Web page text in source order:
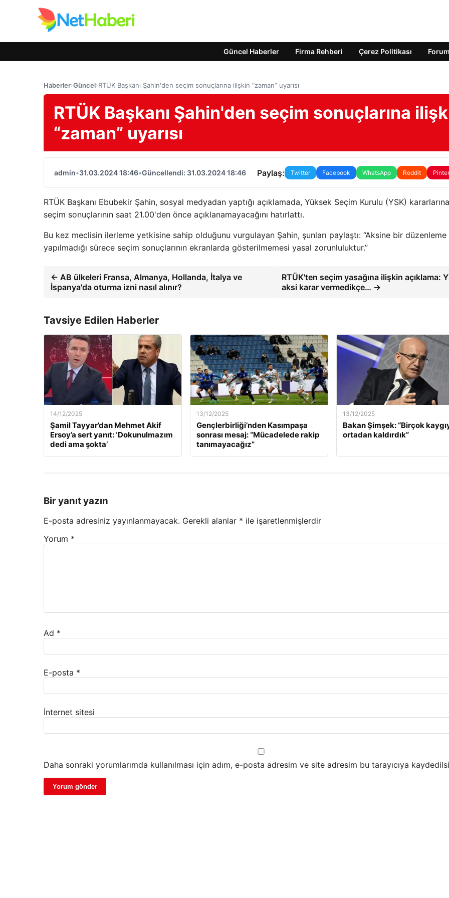
Güncel Haberler Firma Rehberi Çerez Politikası Forum
Haberler›Güncel›RTÜK Başkanı Şahin'den seçim sonuçlarına ilişkin “zaman” uyarısı
RTÜK Başkanı Şahin'den seçim sonuçlarına
“zaman” uyarısı
admin•31.03.2024 18:46•Güncellendi: 31.03.2024 18:46 Paylaş: Twitter Facebook WhatsApp Reddit
RTÜK Başkanı Ebubekir Şahin, sosyal medyadan yaptığı açıklamada, Yüksek Seçim Kurulu (YSK)
seçim sonuçlarının saat 21.00'den önce açıklanamayacağını hatırlattı.
Bu kez meclisin ilerleme yetkisine sahip olduğunu vurgulayan Şahin, şunları paylaştı: “Aksine bir düzenleme
yapılmadığı sürece seçim sonuçlarının ekranlarda gösterilmemesi yasal zorunluluktur.”
← AB ülkeleri Fransa, Almanya, Hollanda, İtalya ve
İspanya'da oturma izni nasıl alınır?
RTÜK'ten seçim yasağına ilişkin açıklama:
aksi karar vermedikçe… →
Tavsiye Edilen Haberler
14/12/2025
Şamil Tayyar’dan Mehmet Akif
Ersoy’a sert yanıt: ‘Dokunulmazım
dedi ama şokta’
13/12/2025
Gençlerbirliği’nden Kasımpaşa
sonrası mesaj: “Mücadelede rakip
tanımayacağız”
13/12/2025
Bakan Şimşek: “Birçok
ortadan kaldırdık”
Bir yanıt yazın
E-posta adresiniz yayınlanmayacak. Gerekli alanlar * ile işaretlenmişlerdir
Yorum *
Ad *
E-posta *
İnternet sitesi
Daha sonraki yorumlarımda kullanılması için adım, e-posta adresim ve site adresim bu tarayıcıya